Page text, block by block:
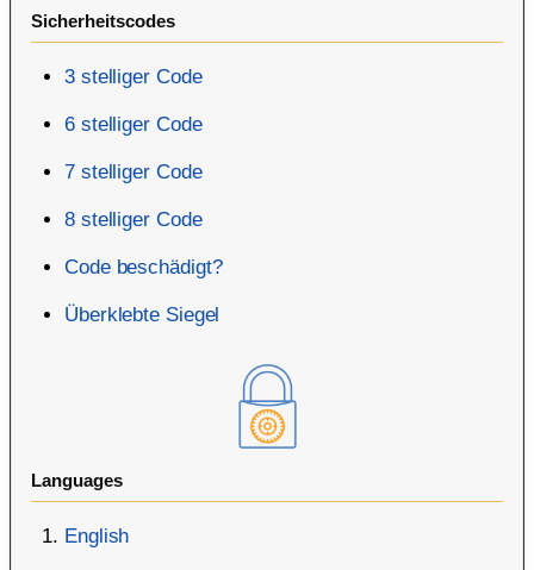
Sicherheitscodes
3 stelliger Code
6 stelliger Code
7 stelliger Code
8 stelliger Code
Code beschädigt?
Überklebte Siegel
Languages
English